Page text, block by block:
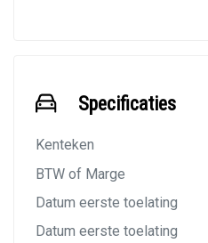
Specificaties
Kenteken
BTW of Marge
Datum eerste toelating
Datum eerste toelating